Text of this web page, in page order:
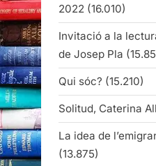
2022 (16.010)
Invitació a la
de Josep Pla
Qui sóc? (15.210)
Solitud, Caterina
La idea de
(13.875)